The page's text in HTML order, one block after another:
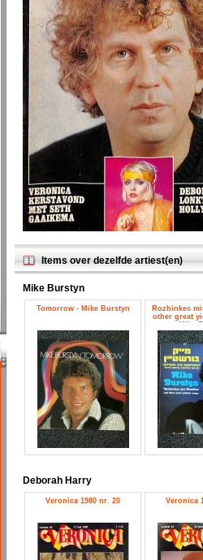
Items over dezelfde artiest(en)
Mike Burstyn
Tomorrow - Mike Burstyn
Rozhinkes
other great
Mike
Deborah Harry
Veronica 1980 nr. 20 Veronica